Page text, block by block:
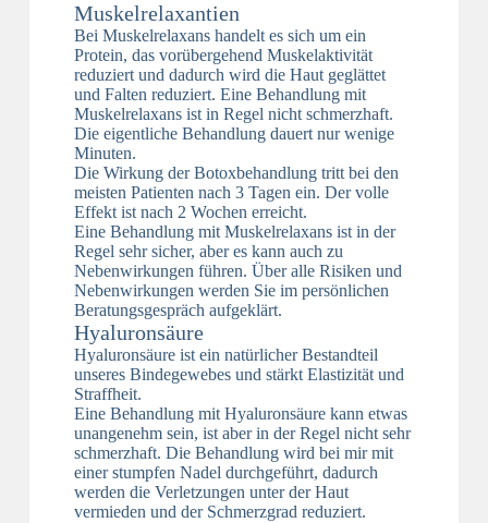
Muskelrelaxantien
Bei Muskelrelaxans handelt es sich um ein
Protein, das vorübergehend Muskelaktivität
reduziert und dadurch wird die Haut geglättet
und Falten reduziert. Eine Behandlung mit
Muskelrelaxans ist in Regel nicht schmerzhaft.
Die eigentliche Behandlung dauert nur wenige
Minuten.
Die Wirkung der Botoxbehandlung tritt bei den
meisten Patienten nach 3 Tagen ein. Der volle
Effekt ist nach 2 Wochen erreicht.
Eine Behandlung mit Muskelrelaxans ist in der
Regel sehr sicher, aber es kann auch zu
Nebenwirkungen führen. Über alle Risiken und
Nebenwirkungen werden Sie im persönlichen
Beratungsgespräch aufgeklärt.
Hyaluronsäure
Hyaluronsäure ist ein natürlicher Bestandteil
unseres Bindegewebes und stärkt Elastizität und
Straffheit.
Eine Behandlung mit Hyaluronsäure kann etwas
unangenehm sein, ist aber in der Regel nicht sehr
schmerzhaft. Die Behandlung wird bei mir mit
einer stumpfen Nadel durchgeführt, dadurch
werden die Verletzungen unter der Haut
vermieden und der Schmerzgrad reduziert.